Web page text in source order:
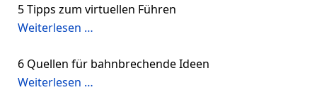
5 Tipps zum virtuellen Führen
Weiterlesen …
6 Quellen für bahnbrechende Ideen
Weiterlesen …